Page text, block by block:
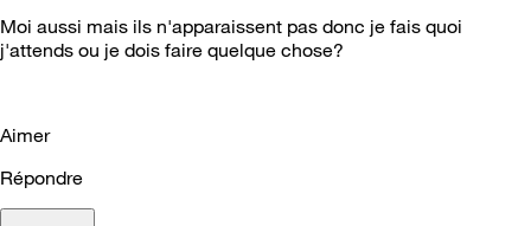
Moi aussi mais ils n'apparaissent pas donc je fais quoi
j'attends ou je dois faire quelque chose?
Aimer
Répondre